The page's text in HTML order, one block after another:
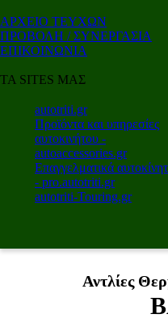
ΑΡΧΕΙΟ ΤΕΥΧΩΝ
ΠΡΟΒΟΛΗ / ΣΥΝΕΡΓΑΣΙΑ
ΕΠΙΚΟΙΝΩΝΙΑ
ΤΑ SITES ΜΑΣ
autotriti.gr
Προϊόντα και υπηρεσίες
αυτοκινήτου -
autoaccessories.gr
Επαγγελματικά
- pro.autotriti.gr
autotriti-Touring.gr
Αντλίες